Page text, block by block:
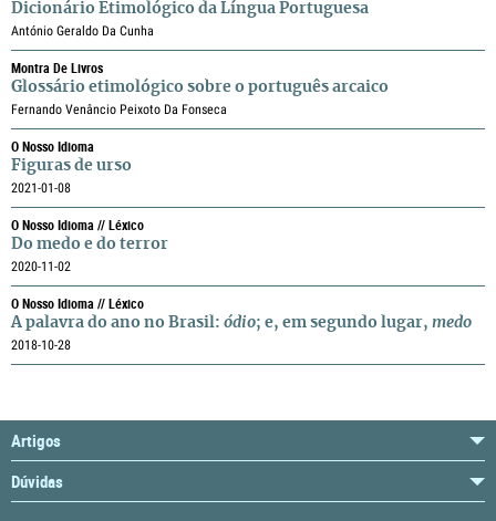
Dicionário Etimológico da Língua Portuguesa
António Geraldo Da Cunha
Montra De Livros
Glossário etimológico sobre o português arcaico
Fernando Venâncio Peixoto Da Fonseca
O Nosso Idioma
Figuras de urso
2021-01-08
O Nosso Idioma // Léxico
Do medo e do terror
2020-11-02
O Nosso Idioma // Léxico
A palavra do ano no Brasil: ódio; e, em segundo lugar, medo
2018-10-28
Artigos
Dúvidas